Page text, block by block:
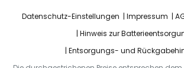
Datenschutz-Einstellungen Impressum
Hinweis zur
Entsorgungs- und